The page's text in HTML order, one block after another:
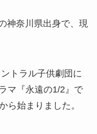
神奈川県出身で、現
トラル子供劇団に
マ『永遠の1/2』で
ら始まりました。